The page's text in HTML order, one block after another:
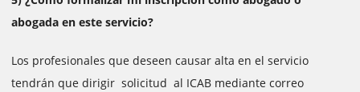
abogada en este servicio?
Los profesionales que deseen causar alta en el servicio
tendrán que dirigir solicitud al ICAB mediante correo